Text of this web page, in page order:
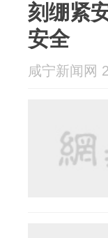
刻绷紧
安全
咸宁新闻网